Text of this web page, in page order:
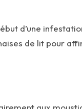
d’une
de lit pour